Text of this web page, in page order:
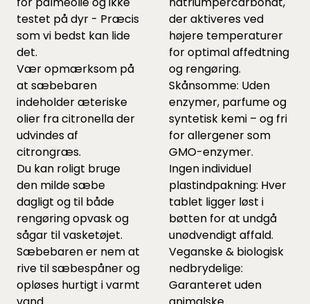
testet på dyr - Præcis
som vi bedst kan lide
det.
Vær opmærksom på
at sæbebaren
indeholder æteriske
olier fra citronella der
udvindes af
citrongræs.
Du kan roligt bruge
den milde sæbe
dagligt og til både
rengøring opvask og
sågar til vasketøjet.
Sæbebaren er nem at
rive til sæbespåner og
opløses hurtigt i varmt
der aktiveres ved
højere temperaturer
for optimal affedtning
og rengøring.
Skånsomme: Uden
enzymer, parfume og
syntetisk kemi – og fri
for allergener som
GMO-enzymer.
Ingen individuel
plastindpakning: Hver
tablet ligger løst i
bøtten for at undgå
unødvendigt affald.
Veganske & biologisk
nedbrydelige:
Garanteret uden